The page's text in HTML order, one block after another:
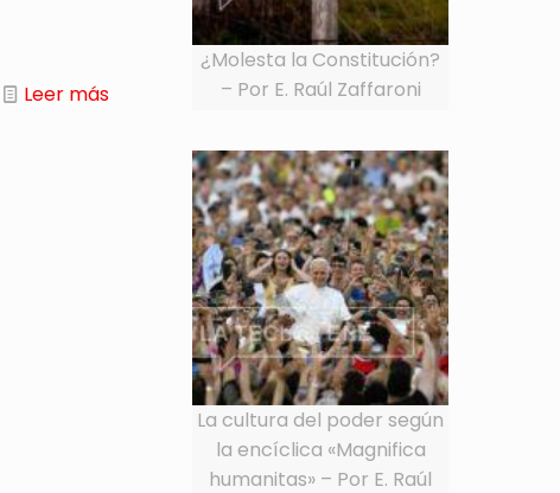
Leer más
¿Molesta la Constitución?
– Por E. Raúl Zaffaroni
La cultura del poder según
la encíclica «Magnifica
humanitas» – Por E. Raúl